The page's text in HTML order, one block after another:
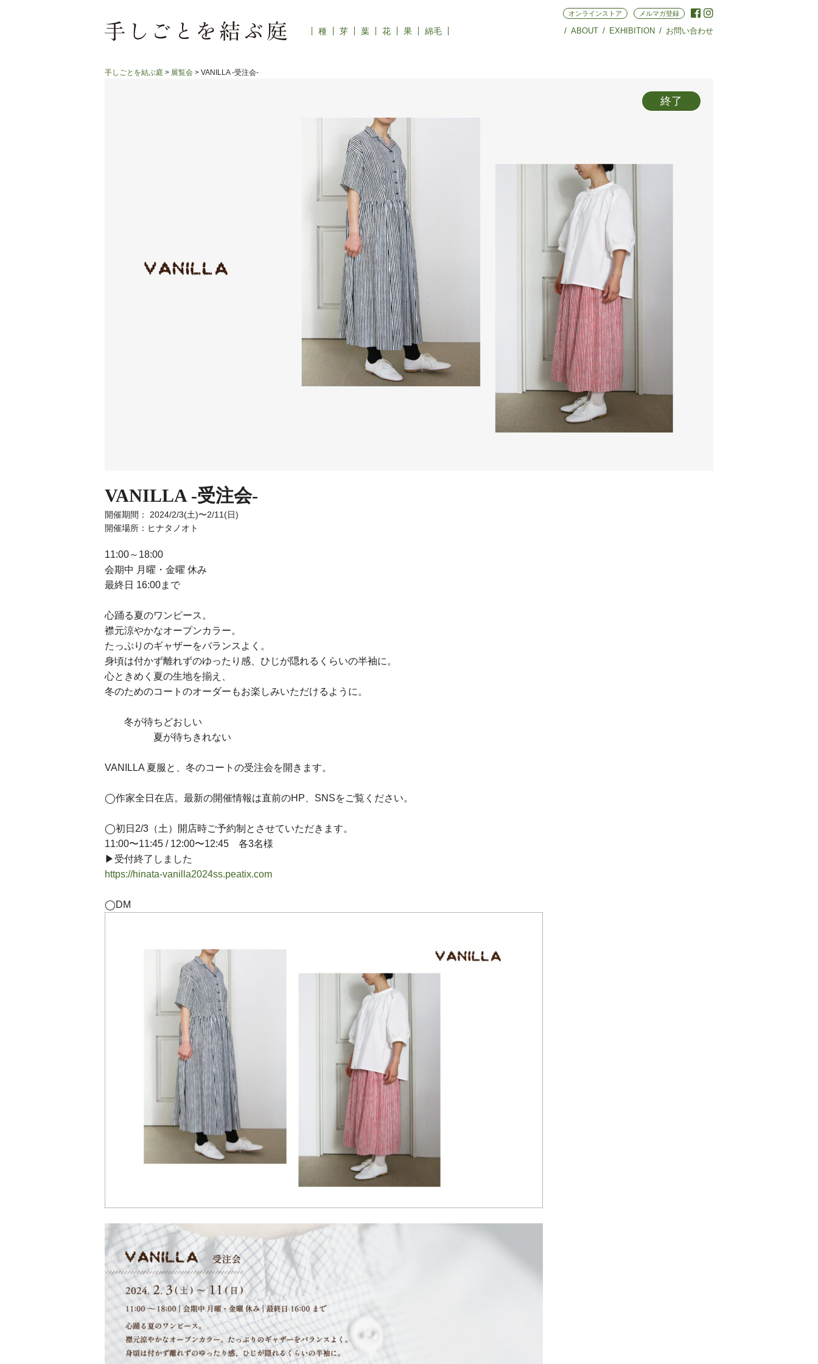
種 芽 葉 花 果 綿毛 ABOUT EXHIBITION お問い合わせ
オンラインストア メルマガ登録
手しごとを結ぶ庭 > 展覧会 > VANILLA -受注会-
終了
VANILLA -受注会-
開催期間： 2024/2/3(土)〜2/11(日)
開催場所：ヒナタノオト
11:00～18:00
会期中 月曜・金曜 休み
最終日 16:00まで
心踊る夏のワンピース。
襟元涼やかなオープンカラー。
たっぷりのギャザーをバランスよく。
身頃は付かず離れずのゆったり感、ひじが隠れるくらいの半袖に。
心ときめく夏の生地を揃え、
冬のためのコートのオーダーもお楽しみいただけるように。
冬が待ちどおしい
夏が待ちきれない
VANILLA 夏服と、冬のコートの受注会を開きます。
◯作家全日在店。最新の開催情報は直前のHP、SNSをご覧ください。
◯初日2/3（土）開店時ご予約制とさせていただきます。
11:00〜11:45 / 12:00〜12:45 各3名様
▶︎受付終了しました
https://hinata-vanilla2024ss.peatix.com
◯DM